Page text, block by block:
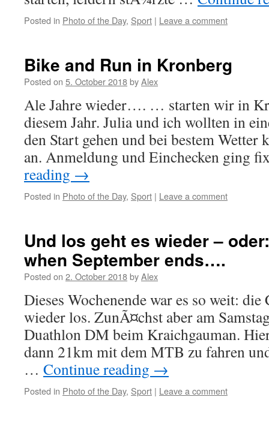
Posted in Photo of the Day, Sport | Leave a comment
Bike and Run in Kronberg
Posted on 5. October 2018byAlex
Ale Jahre wieder…. … starten wir in
diesem Jahr. Julia und ich wollten in
den Start gehen und bei bestem
an. Anmeldung und Einchecken ging
reading →
Posted in Photo of the Day, Sport | Leave a comment
Und los geht es wieder –
when September ends….
Posted on 2. October 2018byAlex
Dieses Wochenende war es so weit: die
wieder los. ZunÃ¤chst aber am
Duathlon DM beim Kraichgauman.
dann 21km mit dem MTB zu fahren
… Continue reading →
Posted in Photo of the Day, Sport | Leave a comment